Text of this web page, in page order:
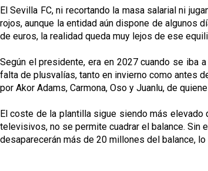
El Sevilla FC, ni recortando la masa salarial ni
rojos, aunque la entidad aún dispone de algunos
de euros, la realidad queda muy lejos de ese
Según el presidente, era en 2027 cuando se iba
falta de plusvalías, tanto en invierno como antes
por Akor Adams, Carmona, Oso y Juanlu, de
El coste de la plantilla sigue siendo más
televisivos, no se permite cuadrar el balance. Sin
desaparecerán más de 20 millones del balance,